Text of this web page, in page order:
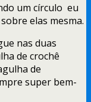
um círculo eu
elas mesma.
nas duas
de crochê
de
super bem-